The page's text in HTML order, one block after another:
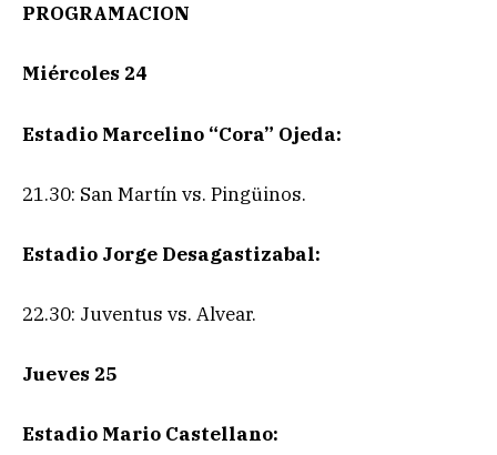
PROGRAMACION
Miércoles 24
Estadio Marcelino “Cora” Ojeda:
21.30: San Martín vs. Pingüinos.
Estadio Jorge Desagastizabal:
22.30: Juventus vs. Alvear.
Jueves 25
Estadio Mario Castellano: